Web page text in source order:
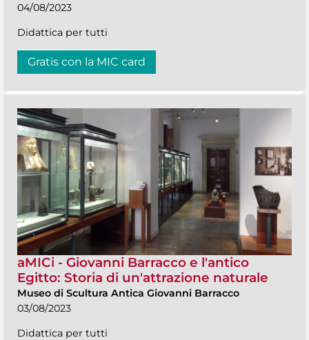
04/08/2023
Didattica per tutti
Gratis con la MIC card
aMICi - Giovanni Barracco e l'antico
Egitto: Storia di un'attrazione naturale
Museo di Scultura Antica Giovanni Barracco
03/08/2023
Didattica per tutti